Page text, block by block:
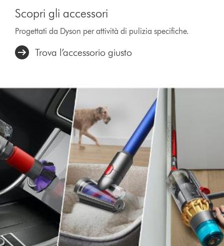
Scopri gli accessori
Progettati da Dyson per attività di pulizia specifiche.
Trova l’accessorio giusto